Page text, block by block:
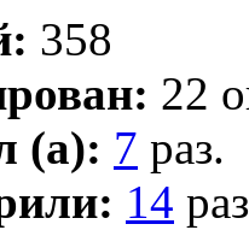
358
22
(а): 7 раз.
14